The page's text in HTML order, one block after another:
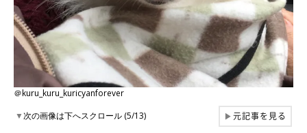
＠kuru_kuru_kuricyanforever
▼次の画像は下へスクロール (5/13) ▶元記事を見る